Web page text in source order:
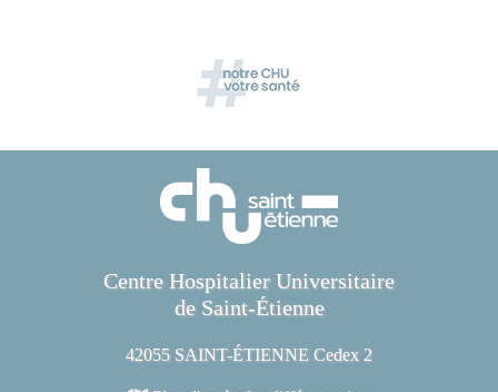
Centre Hospitalier Universitaire
de Saint-Étienne
42055 SAINT-ÉTIENNE Cedex 2